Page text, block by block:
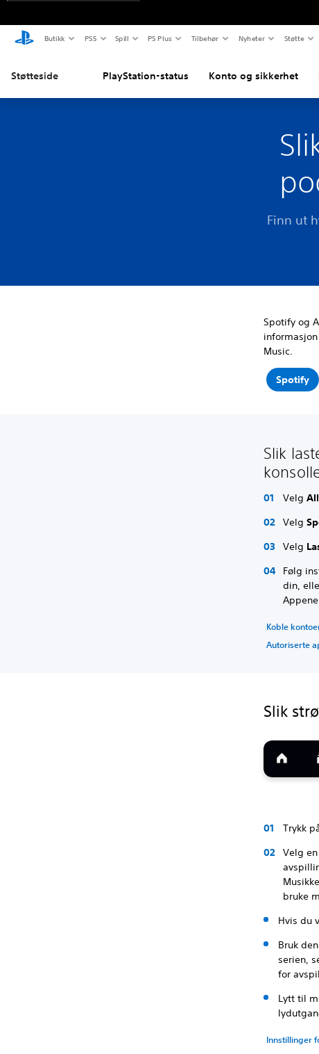
Butikk PS5 Spill PS Plus Tilbehør Nyheter Støtte
Støtteside PlayStation-status Konto og sikkerhet
Finn ut
Spotify og
Music.
Spotify
Slik
Velg
Velg
Velg
Følg
din,
Koble
Autoriserte
Slik
Trykk
Velg
bruke
Hvis du
Bruk
serien,
for
Lytt til
Innstillinger